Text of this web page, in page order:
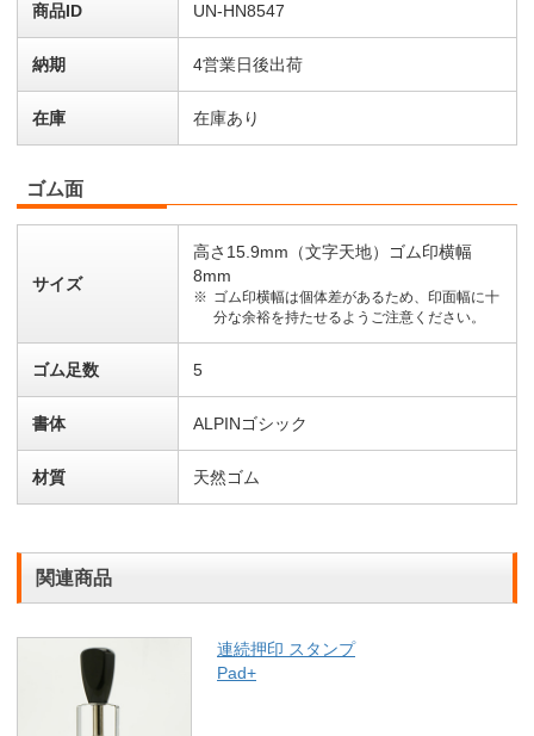
商品ID UN-HN8547
納期 4営業日後出荷
在庫 在庫あり
ゴム面
サイズ
高さ15.9mm（文字天地）ゴム印横幅
8mm
ゴム印横幅は個体差があるため、印面幅に十
分な余裕を持たせるようご注意ください。
ゴム足数 5
書体 ALPINゴシック
材質 天然ゴム
関連商品
連続押印 スタンプ
Pad+